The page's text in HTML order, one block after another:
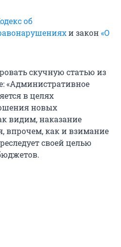
об
и закон«О
скучную статью из
«Административное
в целях
новых
видим, наказание
впрочем, как и взимание
своей целью